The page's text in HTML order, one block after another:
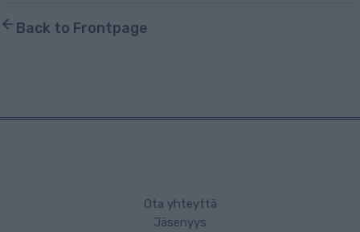
Back to Frontpage
Ota yhteyttä
Jäsenyys